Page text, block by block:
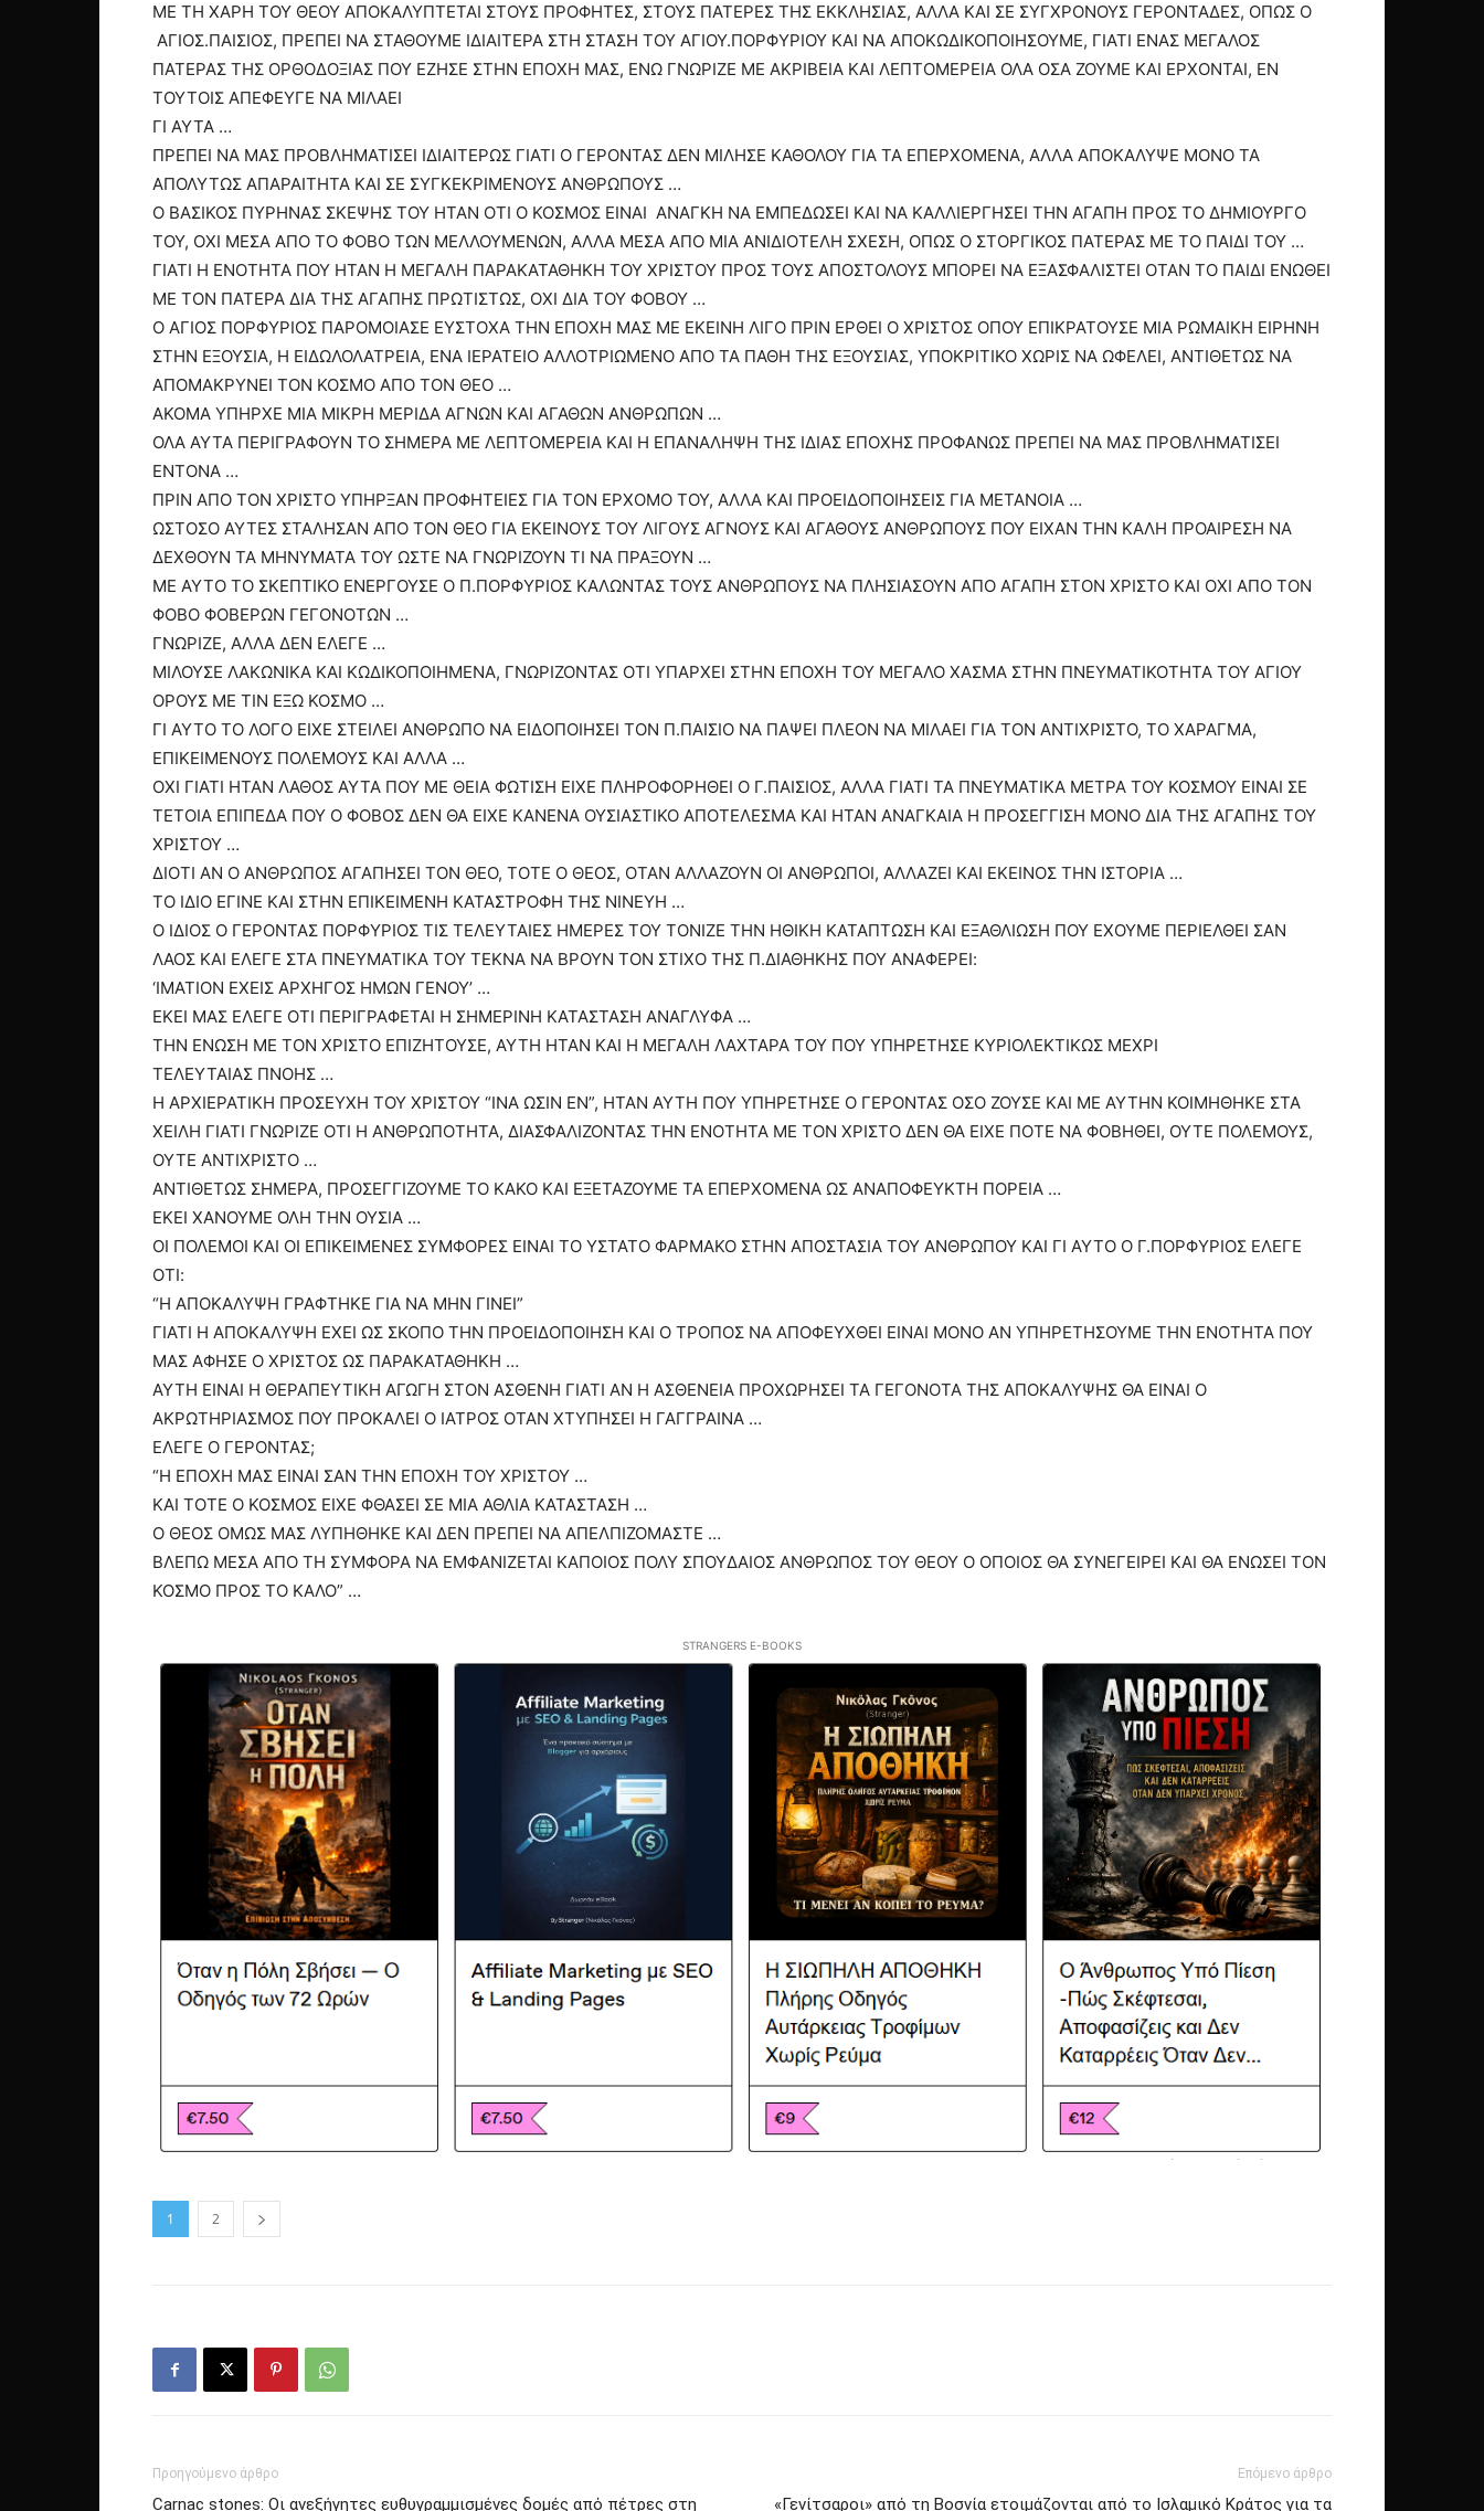
ΜΕ ΤΗ ΧΑΡΗ ΤΟΥ ΘΕΟΥ ΑΠΟΚΑΛΥΠΤΕΤΑΙ ΣΤΟΥΣ ΠΡΟΦΗΤΕΣ, ΣΤΟΥΣ ΠΑΤΕΡΕΣ ΤΗΣ ΕΚΚΛΗΣΙΑΣ, ΑΛΛΑ ΚΑΙ ΣΕ ΣΥΓΧΡΟΝΟΥΣ ΓΕΡΟΝΤΑΔΕΣ, ΟΠΩΣ Ο
ΑΓΙΟΣ.ΠΑΙΣΙΟΣ, ΠΡΕΠΕΙ ΝΑ ΣΤΑΘΟΥΜΕ ΙΔΙΑΙΤΕΡΑ ΣΤΗ ΣΤΑΣΗ ΤΟΥ ΑΓΙΟΥ.ΠΟΡΦΥΡΙΟΥ ΚΑΙ ΝΑ ΑΠΟΚΩΔΙΚΟΠΟΙΗΣΟΥΜΕ, ΓΙΑΤΙ ΕΝΑΣ ΜΕΓΑΛΟΣ
ΠΑΤΕΡΑΣ ΤΗΣ ΟΡΘΟΔΟΞΙΑΣ ΠΟΥ ΕΖΗΣΕ ΣΤΗΝ ΕΠΟΧΗ ΜΑΣ, ΕΝΩ ΓΝΩΡΙΖΕ ΜΕ ΑΚΡΙΒΕΙΑ ΚΑΙ ΛΕΠΤΟΜΕΡΕΙΑ ΟΛΑ ΟΣΑ ΖΟΥΜΕ ΚΑΙ ΕΡΧΟΝΤΑΙ, ΕΝ
ΤΟΥΤΟΙΣ ΑΠΕΦΕΥΓΕ ΝΑ ΜΙΛΑΕΙ
ΓΙ ΑΥΤΑ …
ΠΡΕΠΕΙ ΝΑ ΜΑΣ ΠΡΟΒΛΗΜΑΤΙΣΕΙ ΙΔΙΑΙΤΕΡΩΣ ΓΙΑΤΙ Ο ΓΕΡΟΝΤΑΣ ΔΕΝ ΜΙΛΗΣΕ ΚΑΘΟΛΟΥ ΓΙΑ ΤΑ ΕΠΕΡΧΟΜΕΝΑ, ΑΛΛΑ ΑΠΟΚΑΛΥΨΕ ΜΟΝΟ ΤΑ
ΑΠΟΛΥΤΩΣ ΑΠΑΡΑΙΤΗΤΑ ΚΑΙ ΣΕ ΣΥΓΚΕΚΡΙΜΕΝΟΥΣ ΑΝΘΡΩΠΟΥΣ …
Ο ΒΑΣΙΚΟΣ ΠΥΡΗΝΑΣ ΣΚΕΨΗΣ ΤΟΥ ΗΤΑΝ ΟΤΙ Ο ΚΟΣΜΟΣ ΕΙΝΑΙ ΑΝΑΓΚΗ ΝΑ ΕΜΠΕΔΩΣΕΙ ΚΑΙ ΝΑ ΚΑΛΛΙΕΡΓΗΣΕΙ ΤΗΝ ΑΓΑΠΗ ΠΡΟΣ ΤΟ ΔΗΜΙΟΥΡΓΟ
ΤΟΥ, ΟΧΙ ΜΕΣΑ ΑΠΟ ΤΟ ΦΟΒΟ ΤΩΝ ΜΕΛΛΟΥΜΕΝΩΝ, ΑΛΛΑ ΜΕΣΑ ΑΠΟ ΜΙΑ ΑΝΙΔΙΟΤΕΛΗ ΣΧΕΣΗ, ΟΠΩΣ Ο ΣΤΟΡΓΙΚΟΣ ΠΑΤΕΡΑΣ ΜΕ ΤΟ ΠΑΙΔΙ ΤΟΥ …
ΓΙΑΤΙ Η ΕΝΟΤΗΤΑ ΠΟΥ ΗΤΑΝ Η ΜΕΓΑΛΗ ΠΑΡΑΚΑΤΑΘΗΚΗ ΤΟΥ ΧΡΙΣΤΟΥ ΠΡΟΣ ΤΟΥΣ ΑΠΟΣΤΟΛΟΥΣ ΜΠΟΡΕΙ ΝΑ ΕΞΑΣΦΑΛΙΣΤΕΙ ΟΤΑΝ ΤΟ ΠΑΙΔΙ ΕΝΩΘΕΙ
ΜΕ ΤΟΝ ΠΑΤΕΡΑ ΔΙΑ ΤΗΣ ΑΓΑΠΗΣ ΠΡΩΤΙΣΤΩΣ, ΟΧΙ ΔΙΑ ΤΟΥ ΦΟΒΟΥ …
Ο ΑΓΙΟΣ ΠΟΡΦΥΡΙΟΣ ΠΑΡΟΜΟΙΑΣΕ ΕΥΣΤΟΧΑ ΤΗΝ ΕΠΟΧΗ ΜΑΣ ΜΕ ΕΚΕΙΝΗ ΛΙΓΟ ΠΡΙΝ ΕΡΘΕΙ Ο ΧΡΙΣΤΟΣ ΟΠΟΥ ΕΠΙΚΡΑΤΟΥΣΕ ΜΙΑ ΡΩΜΑΙΚΗ ΕΙΡΗΝΗ
ΣΤΗΝ ΕΞΟΥΣΙΑ, Η ΕΙΔΩΛΟΛΑΤΡΕΙΑ, ΕΝΑ ΙΕΡΑΤΕΙΟ ΑΛΛΟΤΡΙΩΜΕΝΟ ΑΠΟ ΤΑ ΠΑΘΗ ΤΗΣ ΕΞΟΥΣΙΑΣ, ΥΠΟΚΡΙΤΙΚΟ ΧΩΡΙΣ ΝΑ ΩΦΕΛΕΙ, ΑΝΤΙΘΕΤΩΣ ΝΑ
ΑΠΟΜΑΚΡΥΝΕΙ ΤΟΝ ΚΟΣΜΟ ΑΠΟ ΤΟΝ ΘΕΟ …
ΑΚΟΜΑ ΥΠΗΡΧΕ ΜΙΑ ΜΙΚΡΗ ΜΕΡΙΔΑ ΑΓΝΩΝ ΚΑΙ ΑΓΑΘΩΝ ΑΝΘΡΩΠΩΝ …
ΟΛΑ ΑΥΤΑ ΠΕΡΙΓΡΑΦΟΥΝ ΤΟ ΣΗΜΕΡΑ ΜΕ ΛΕΠΤΟΜΕΡΕΙΑ ΚΑΙ Η ΕΠΑΝΑΛΗΨΗ ΤΗΣ ΙΔΙΑΣ ΕΠΟΧΗΣ ΠΡΟΦΑΝΩΣ ΠΡΕΠΕΙ ΝΑ ΜΑΣ ΠΡΟΒΛΗΜΑΤΙΣΕΙ
ΕΝΤΟΝΑ …
ΠΡΙΝ ΑΠΟ ΤΟΝ ΧΡΙΣΤΟ ΥΠΗΡΞΑΝ ΠΡΟΦΗΤΕΙΕΣ ΓΙΑ ΤΟΝ ΕΡΧΟΜΟ ΤΟΥ, ΑΛΛΑ ΚΑΙ ΠΡΟΕΙΔΟΠΟΙΗΣΕΙΣ ΓΙΑ ΜΕΤΑΝΟΙΑ …
ΩΣΤΟΣΟ ΑΥΤΕΣ ΣΤΑΛΗΣΑΝ ΑΠΟ ΤΟΝ ΘΕΟ ΓΙΑ ΕΚΕΙΝΟΥΣ ΤΟΥ ΛΙΓΟΥΣ ΑΓΝΟΥΣ ΚΑΙ ΑΓΑΘΟΥΣ ΑΝΘΡΩΠΟΥΣ ΠΟΥ ΕΙΧΑΝ ΤΗΝ ΚΑΛΗ ΠΡΟΑΙΡΕΣΗ ΝΑ
ΔΕΧΘΟΥΝ ΤΑ ΜΗΝΥΜΑΤΑ ΤΟΥ ΩΣΤΕ ΝΑ ΓΝΩΡΙΖΟΥΝ ΤΙ ΝΑ ΠΡΑΞΟΥΝ …
ΜΕ ΑΥΤΟ ΤΟ ΣΚΕΠΤΙΚΟ ΕΝΕΡΓΟΥΣΕ Ο Π.ΠΟΡΦΥΡΙΟΣ ΚΑΛΩΝΤΑΣ ΤΟΥΣ ΑΝΘΡΩΠΟΥΣ ΝΑ ΠΛΗΣΙΑΣΟΥΝ ΑΠΟ ΑΓΑΠΗ ΣΤΟΝ ΧΡΙΣΤΟ ΚΑΙ ΟΧΙ ΑΠΟ ΤΟΝ
ΦΟΒΟ ΦΟΒΕΡΩΝ ΓΕΓΟΝΟΤΩΝ …
ΓΝΩΡΙΖΕ, ΑΛΛΑ ΔΕΝ ΕΛΕΓΕ …
ΜΙΛΟΥΣΕ ΛΑΚΩΝΙΚΑ ΚΑΙ ΚΩΔΙΚΟΠΟΙΗΜΕΝΑ, ΓΝΩΡΙΖΟΝΤΑΣ ΟΤΙ ΥΠΑΡΧΕΙ ΣΤΗΝ ΕΠΟΧΗ ΤΟΥ ΜΕΓΑΛΟ ΧΑΣΜΑ ΣΤΗΝ ΠΝΕΥΜΑΤΙΚΟΤΗΤΑ ΤΟΥ ΑΓΙΟΥ
ΟΡΟΥΣ ΜΕ ΤΙΝ ΕΞΩ ΚΟΣΜΟ …
ΓΙ ΑΥΤΟ ΤΟ ΛΟΓΟ ΕΙΧΕ ΣΤΕΙΛΕΙ ΑΝΘΡΩΠΟ ΝΑ ΕΙΔΟΠΟΙΗΣΕΙ ΤΟΝ Π.ΠΑΙΣΙΟ ΝΑ ΠΑΨΕΙ ΠΛΕΟΝ ΝΑ ΜΙΛΑΕΙ ΓΙΑ ΤΟΝ ΑΝΤΙΧΡΙΣΤΟ, ΤΟ ΧΑΡΑΓΜΑ,
ΕΠΙΚΕΙΜΕΝΟΥΣ ΠΟΛΕΜΟΥΣ ΚΑΙ ΑΛΛΑ …
ΟΧΙ ΓΙΑΤΙ ΗΤΑΝ ΛΑΘΟΣ ΑΥΤΑ ΠΟΥ ΜΕ ΘΕΙΑ ΦΩΤΙΣΗ ΕΙΧΕ ΠΛΗΡΟΦΟΡΗΘΕΙ Ο Γ.ΠΑΙΣΙΟΣ, ΑΛΛΑ ΓΙΑΤΙ ΤΑ ΠΝΕΥΜΑΤΙΚΑ ΜΕΤΡΑ ΤΟΥ ΚΟΣΜΟΥ ΕΙΝΑΙ ΣΕ
ΤΕΤΟΙΑ ΕΠΙΠΕΔΑ ΠΟΥ Ο ΦΟΒΟΣ ΔΕΝ ΘΑ ΕΙΧΕ ΚΑΝΕΝΑ ΟΥΣΙΑΣΤΙΚΟ ΑΠΟΤΕΛΕΣΜΑ ΚΑΙ ΗΤΑΝ ΑΝΑΓΚΑΙΑ Η ΠΡΟΣΕΓΓΙΣΗ ΜΟΝΟ ΔΙΑ ΤΗΣ ΑΓΑΠΗΣ ΤΟΥ
ΧΡΙΣΤΟΥ …
ΔΙΟΤΙ ΑΝ Ο ΑΝΘΡΩΠΟΣ ΑΓΑΠΗΣΕΙ ΤΟΝ ΘΕΟ, ΤΟΤΕ Ο ΘΕΟΣ, ΟΤΑΝ ΑΛΛΑΖΟΥΝ ΟΙ ΑΝΘΡΩΠΟΙ, ΑΛΛΑΖΕΙ ΚΑΙ ΕΚΕΙΝΟΣ ΤΗΝ ΙΣΤΟΡΙΑ …
ΤΟ ΙΔΙΟ ΕΓΙΝΕ ΚΑΙ ΣΤΗΝ ΕΠΙΚΕΙΜΕΝΗ ΚΑΤΑΣΤΡΟΦΗ ΤΗΣ ΝΙΝΕΥΗ …
Ο ΙΔΙΟΣ Ο ΓΕΡΟΝΤΑΣ ΠΟΡΦΥΡΙΟΣ ΤΙΣ ΤΕΛΕΥΤΑΙΕΣ ΗΜΕΡΕΣ ΤΟΥ ΤΟΝΙΖΕ ΤΗΝ ΗΘΙΚΗ ΚΑΤΑΠΤΩΣΗ ΚΑΙ ΕΞΑΘΛΙΩΣΗ ΠΟΥ ΕΧΟΥΜΕ ΠΕΡΙΕΛΘΕΙ ΣΑΝ
ΛΑΟΣ ΚΑΙ ΕΛΕΓΕ ΣΤΑ ΠΝΕΥΜΑΤΙΚΑ ΤΟΥ ΤΕΚΝΑ ΝΑ ΒΡΟΥΝ ΤΟΝ ΣΤΙΧΟ ΤΗΣ Π.ΔΙΑΘΗΚΗΣ ΠΟΥ ΑΝΑΦΕΡΕΙ:
‘ΙΜΑΤΙΟΝ ΕΧΕΙΣ ΑΡΧΗΓΟΣ ΗΜΩΝ ΓΕΝΟΥ’ …
ΕΚΕΙ ΜΑΣ ΕΛΕΓΕ ΟΤΙ ΠΕΡΙΓΡΑΦΕΤΑΙ Η ΣΗΜΕΡΙΝΗ ΚΑΤΑΣΤΑΣΗ ΑΝΑΓΛΥΦΑ …
ΤΗΝ ΕΝΩΣΗ ΜΕ ΤΟΝ ΧΡΙΣΤΟ ΕΠΙΖΗΤΟΥΣΕ, ΑΥΤΗ ΗΤΑΝ ΚΑΙ Η ΜΕΓΑΛΗ ΛΑΧΤΑΡΑ ΤΟΥ ΠΟΥ ΥΠΗΡΕΤΗΣΕ ΚΥΡΙΟΛΕΚΤΙΚΩΣ ΜΕΧΡΙ
ΤΕΛΕΥΤΑΙΑΣ ΠΝΟΗΣ …
Η ΑΡΧΙΕΡΑΤΙΚΗ ΠΡΟΣΕΥΧΗ ΤΟΥ ΧΡΙΣΤΟΥ “ΙΝΑ ΩΣΙΝ ΕΝ”, ΗΤΑΝ ΑΥΤΗ ΠΟΥ ΥΠΗΡΕΤΗΣΕ Ο ΓΕΡΟΝΤΑΣ ΟΣΟ ΖΟΥΣΕ ΚΑΙ ΜΕ ΑΥΤΗΝ ΚΟΙΜΗΘΗΚΕ ΣΤΑ
ΧΕΙΛΗ ΓΙΑΤΙ ΓΝΩΡΙΖΕ ΟΤΙ Η ΑΝΘΡΩΠΟΤΗΤΑ, ΔΙΑΣΦΑΛΙΖΟΝΤΑΣ ΤΗΝ ΕΝΟΤΗΤΑ ΜΕ ΤΟΝ ΧΡΙΣΤΟ ΔΕΝ ΘΑ ΕΙΧΕ ΠΟΤΕ ΝΑ ΦΟΒΗΘΕΙ, ΟΥΤΕ ΠΟΛΕΜΟΥΣ,
ΟΥΤΕ ΑΝΤΙΧΡΙΣΤΟ …
ΑΝΤΙΘΕΤΩΣ ΣΗΜΕΡΑ, ΠΡΟΣΕΓΓΙΖΟΥΜΕ ΤΟ ΚΑΚΟ ΚΑΙ ΕΞΕΤΑΖΟΥΜΕ ΤΑ ΕΠΕΡΧΟΜΕΝΑ ΩΣ ΑΝΑΠΟΦΕΥΚΤΗ ΠΟΡΕΙΑ …
ΕΚΕΙ ΧΑΝΟΥΜΕ ΟΛΗ ΤΗΝ ΟΥΣΙΑ …
ΟΙ ΠΟΛΕΜΟΙ ΚΑΙ ΟΙ ΕΠΙΚΕΙΜΕΝΕΣ ΣΥΜΦΟΡΕΣ ΕΙΝΑΙ ΤΟ ΥΣΤΑΤΟ ΦΑΡΜΑΚΟ ΣΤΗΝ ΑΠΟΣΤΑΣΙΑ ΤΟΥ ΑΝΘΡΩΠΟΥ ΚΑΙ ΓΙ ΑΥΤΟ Ο Γ.ΠΟΡΦΥΡΙΟΣ ΕΛΕΓΕ
ΟΤΙ:
“Η ΑΠΟΚΑΛΥΨΗ ΓΡΑΦΤΗΚΕ ΓΙΑ ΝΑ ΜΗΝ ΓΙΝΕΙ”
ΓΙΑΤΙ Η ΑΠΟΚΑΛΥΨΗ ΕΧΕΙ ΩΣ ΣΚΟΠΟ ΤΗΝ ΠΡΟΕΙΔΟΠΟΙΗΣΗ ΚΑΙ Ο ΤΡΟΠΟΣ ΝΑ ΑΠΟΦΕΥΧΘΕΙ ΕΙΝΑΙ ΜΟΝΟ ΑΝ ΥΠΗΡΕΤΗΣΟΥΜΕ ΤΗΝ ΕΝΟΤΗΤΑ ΠΟΥ
ΜΑΣ ΑΦΗΣΕ Ο ΧΡΙΣΤΟΣ ΩΣ ΠΑΡΑΚΑΤΑΘΗΚΗ …
ΑΥΤΗ ΕΙΝΑΙ Η ΘΕΡΑΠΕΥΤΙΚΗ ΑΓΩΓΗ ΣΤΟΝ ΑΣΘΕΝΗ ΓΙΑΤΙ ΑΝ Η ΑΣΘΕΝΕΙΑ ΠΡΟΧΩΡΗΣΕΙ ΤΑ ΓΕΓΟΝΟΤΑ ΤΗΣ ΑΠΟΚΑΛΥΨΗΣ ΘΑ ΕΙΝΑΙ Ο
ΑΚΡΩΤΗΡΙΑΣΜΟΣ ΠΟΥ ΠΡΟΚΑΛΕΙ Ο ΙΑΤΡΟΣ ΟΤΑΝ ΧΤΥΠΗΣΕΙ Η ΓΑΓΓΡΑΙΝΑ …
ΕΛΕΓΕ Ο ΓΕΡΟΝΤΑΣ;
“Η ΕΠΟΧΗ ΜΑΣ ΕΙΝΑΙ ΣΑΝ ΤΗΝ ΕΠΟΧΗ ΤΟΥ ΧΡΙΣΤΟΥ …
ΚΑΙ ΤΟΤΕ Ο ΚΟΣΜΟΣ ΕΙΧΕ ΦΘΑΣΕΙ ΣΕ ΜΙΑ ΑΘΛΙΑ ΚΑΤΑΣΤΑΣΗ …
Ο ΘΕΟΣ ΟΜΩΣ ΜΑΣ ΛΥΠΗΘΗΚΕ ΚΑΙ ΔΕΝ ΠΡΕΠΕΙ ΝΑ ΑΠΕΛΠΙΖΟΜΑΣΤΕ …
ΒΛΕΠΩ ΜΕΣΑ ΑΠΟ ΤΗ ΣΥΜΦΟΡΑ ΝΑ ΕΜΦΑΝΙΖΕΤΑΙ ΚΑΠΟΙΟΣ ΠΟΛΥ ΣΠΟΥΔΑΙΟΣ ΑΝΘΡΩΠΟΣ ΤΟΥ ΘΕΟΥ Ο ΟΠΟΙΟΣ ΘΑ ΣΥΝΕΓΕΙΡΕΙ ΚΑΙ ΘΑ ΕΝΩΣΕΙ ΤΟΝ
ΚΟΣΜΟ ΠΡΟΣ ΤΟ ΚΑΛΟ” …
STRANGERS E-BOOKS
1 2
Προηγούμενο άρθρο
Carnac stones: Οι ανεξήγητες ευθυγραμμισμένες δομές από πέτρες στη
Επόμενο άρθρο
«Γενίτσαροι» από τη Βοσνία ετοιμάζονται από το Ισλαμικό Κράτος για τα